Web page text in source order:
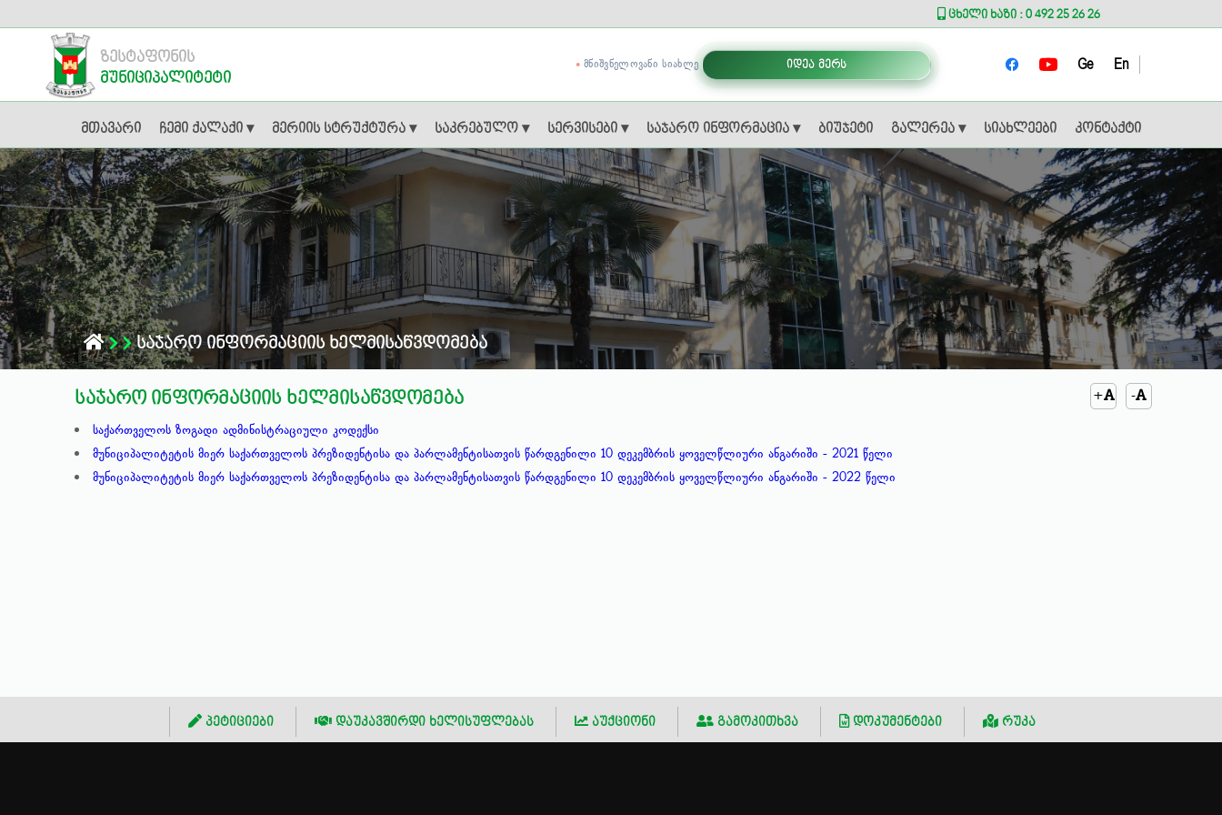
ცხელი ხაზი : 0 492 25 26 26
ზესტაფონის
მუნიციპალიტეტი
მთავარი ჩემი ქალაქი ▾ მერიის სტრუქტურა ▾ საკრებულო ▾ სერვისები ▾ საჯარო ინფორმაცია ▾ ბიუჯეტი გალერეა ▾ სიახლეები კონტაქტი
ᲛᲜᲘᲨᲕᲜᲔᲚᲝᲕᲐᲜᲘ ᲡᲘᲐᲮᲚᲔ იდეა მერს Ge En
საჯარო ინფორმაციის ხელმისაწვდომება
-
+
საჯარო ინფორმაციის ხელმისაწვდომება
საქართველოს ზოგადი ადმინისტრაციული კოდექსი
მუნიციპალიტეტის მიერ საქართველოს პრეზიდენტისა და პარლამენტისათვის წარდგენილი 10 დეკემბრის ყოველწლიური ანგარიში - 2021 წელი
მუნიციპალიტეტის მიერ საქართველოს პრეზიდენტისა და პარლამენტისათვის წარდგენილი 10 დეკემბრის ყოველწლიური ანგარიში - 2022 წელი
პეტიციები დაუკავშირდი ხელისუფლებას აუქციონი გამოკითხვა დოკუმენტები რუკა